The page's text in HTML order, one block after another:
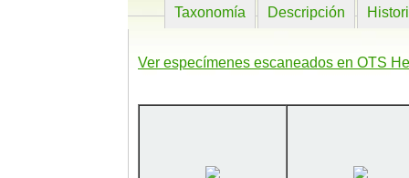
Taxonomía Descripción
Ver especímenes escaneados en OTS